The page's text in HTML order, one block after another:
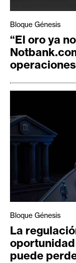
Bloque Génesis
“El oro ya
Bloque Génesis
La
puede